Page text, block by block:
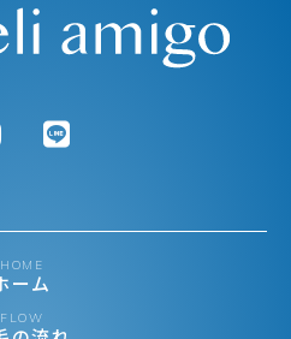
HOME
ーム
FLOW